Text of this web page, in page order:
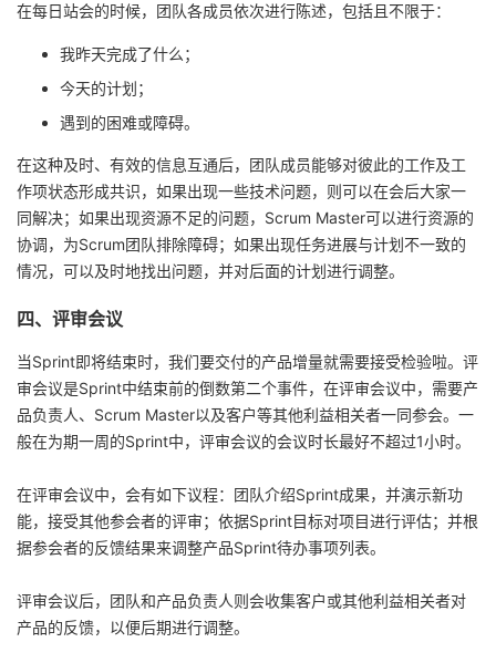
在每日站会的时候，团队各成员依次进行陈述，包括且不限于：
我昨天完成了什么；
今天的计划；
遇到的困难或障碍。
在这种及时、有效的信息互通后，团队成员能够对彼此的工作及工
作项状态形成共识，如果出现一些技术问题，则可以在会后大家一
同解决；如果出现资源不足的问题，Scrum Master可以进行资源的
协调，为Scrum团队排除障碍；如果出现任务进展与计划不一致的
情况，可以及时地找出问题，并对后面的计划进行调整。
四、评审会议
当Sprint即将结束时，我们要交付的产品增量就需要接受检验啦。评
审会议是Sprint中结束前的倒数第二个事件，在评审会议中，需要产
品负责人、Scrum Master以及客户等其他利益相关者一同参会。一
般在为期一周的Sprint中，评审会议的会议时长最好不超过1小时。
在评审会议中，会有如下议程：团队介绍Sprint成果，并演示新功
能，接受其他参会者的评审；依据Sprint目标对项目进行评估；并根
据参会者的反馈结果来调整产品Sprint待办事项列表。
评审会议后，团队和产品负责人则会收集客户或其他利益相关者对
产品的反馈，以便后期进行调整。